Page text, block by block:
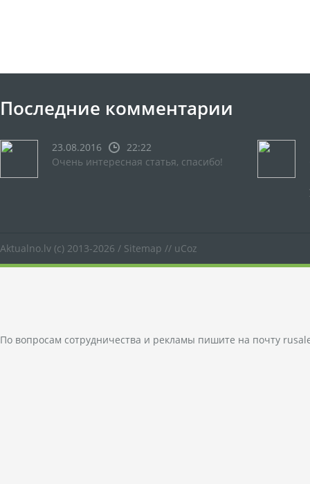
Последние комментарии
23.08.2016
22:22
Очень интересная статья, спасибо!
Aktualno.lv (c) 2013-2026 / Sitemap // uCoz
По вопросам сотрудничества и рекламы пишите на почту